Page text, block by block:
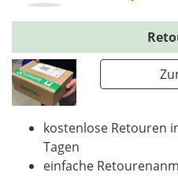
kostenlose Retouren
Tagen
einfache